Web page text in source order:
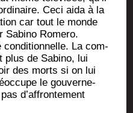
Ceci aida à la
car tout le monde
Sabi­no Rome­ro.
condi­tion­nelle. La com­
plus de Sabi­no, lui
des morts si on lui
le gou­ver­ne­
d’affrontement